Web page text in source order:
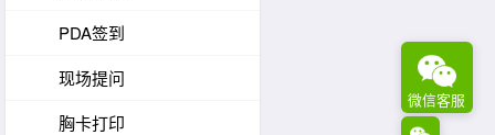
微信客服
PDA签到
现场提问
胸卡打印